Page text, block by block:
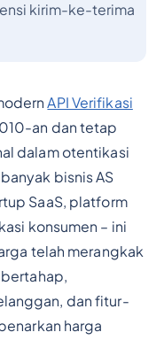
kirim-ke-terima
API Verifikasi
an dan tetap
dalam otentikasi
bisnis AS
SaaS, platform
konsumen – ini
telah merangkak
dan fitur-
harga